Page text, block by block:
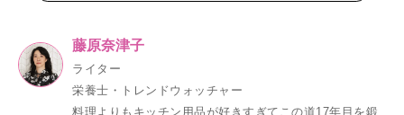
藤原奈津子
ライター
栄養士・トレンドウォッチャー
料理よりもキッチン用品が好きすぎてこの道17年目を鍛